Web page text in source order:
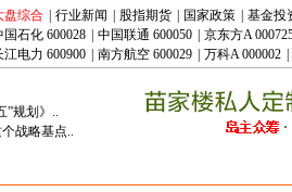
盘综合 行业新闻 股指期货 国家政策
基金投
国石化 600028
中国联通 600050
京东方A
江电力 600900
南方航空 600029 万科A 000002
”规划》..
战略基点..